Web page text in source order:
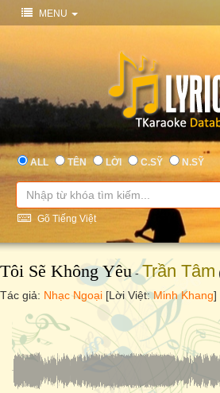
MENU
ALL TÊN LỜI C.SỸ N.SỸ
Gõ Tiếng Việt
Tôi Sẽ Không Yêu-Trần Tâm
Tác giả: Nhạc Ngoại [Lời Việt:Minh Khang]